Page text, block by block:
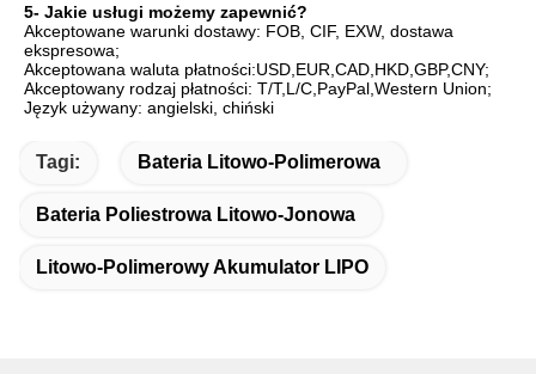
5- Jakie usługi możemy zapewnić?
Akceptowane warunki dostawy: FOB, CIF, EXW, dostawa
ekspresowa;
Akceptowana waluta płatności:USD,EUR,CAD,HKD,GBP,CNY;
Akceptowany rodzaj płatności: T/T,L/C,PayPal,Western Union;
Język używany: angielski, chiński
Tagi: Bateria Litowo-Polimerowa
Bateria Poliestrowa Litowo-Jonowa
Litowo-Polimerowy Akumulator LIPO